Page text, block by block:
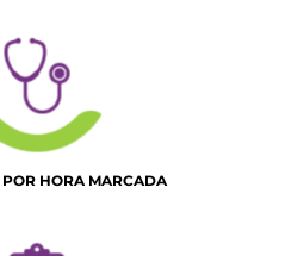
POR HORA MARCADA